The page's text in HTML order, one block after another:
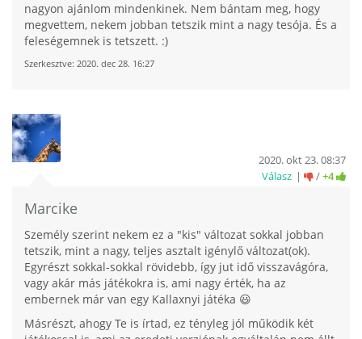
nagyon ajánlom mindenkinek. Nem bántam meg, hogy
megvettem, nekem jobban tetszik mint a nagy tesója. És a
feleségemnek is tetszett. :)
Szerkesztve: 2020. dec 28. 16:27
Marcike
2020. okt 23. 08:37
Válasz
/+4
Személy szerint nekem ez a "kis" változat sokkal jobban
tetszik, mint a nagy, teljes asztalt igénylő változat(ok).
Egyrészt sokkal-sokkal rövidebb, így jut idő visszavágóra,
vagy akár más játékokra is, ami nagy érték, ha az
embernek már van egy Kallaxnyi játéka 😃
Másrészt, ahogy Te is írtad, ez tényleg jól működik két